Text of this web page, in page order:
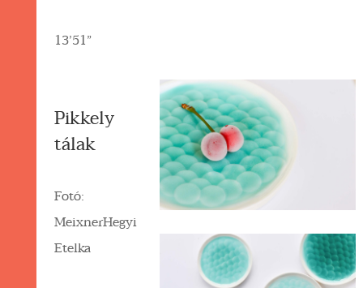
13’51”
Pikkely
tálak
Fotó:
MeixnerHegyi
Etelka